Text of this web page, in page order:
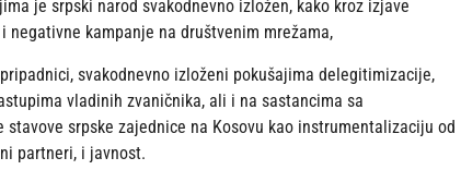
je srpski narod svakodnevno izložen, kako kroz izjave
kampanje na društvenim mrežama,
svakodnevno izloženi pokušajima delegitimizacije,
vladinih zvaničnika, ali i na sastancima sa
srpske zajednice na Kosovu kao instrumentalizaciju od
partneri, i javnost.